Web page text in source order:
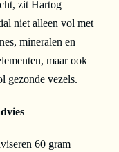
zit Hartog
niet alleen vol met
mineralen en
maar ook
gezonde vezels.
60 gram